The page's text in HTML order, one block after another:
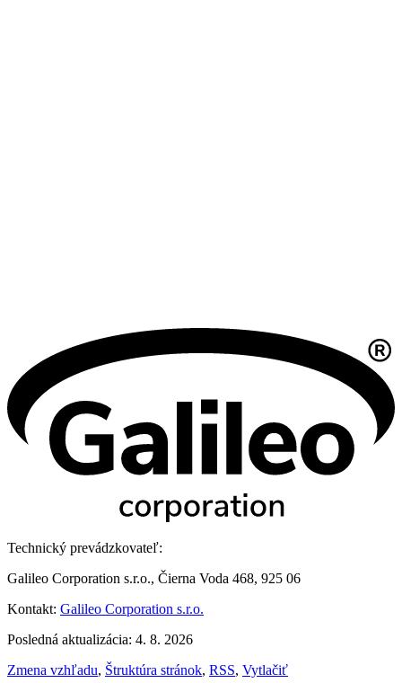
Technický prevádzkovateľ:
Galileo Corporation s.r.o., Čierna Voda 468, 925 06
Kontakt: Galileo Corporation s.r.o.
Posledná aktualizácia: 4. 8. 2026
Zmena vzhľadu, Štruktúra stránok, RSS, Vytlačiť